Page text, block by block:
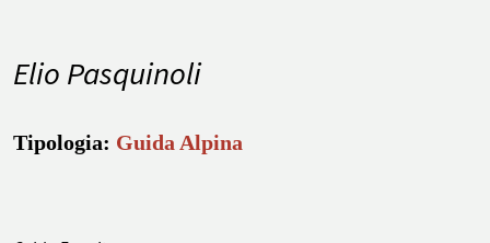
Elio Pasquinoli
Tipologia: Guida Alpina